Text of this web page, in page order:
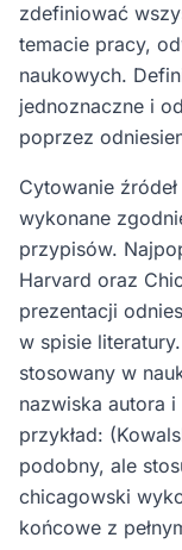
zdefiniować
temacie pracy,
naukowych.
jednoznaczne i
poprzez
Cytowanie
wykonane
przypisów.
Harvard oraz
prezentacji
w spisie
stosowany w
nazwiska autora
przykład:
podobny, ale
chicagowski
końcowe z